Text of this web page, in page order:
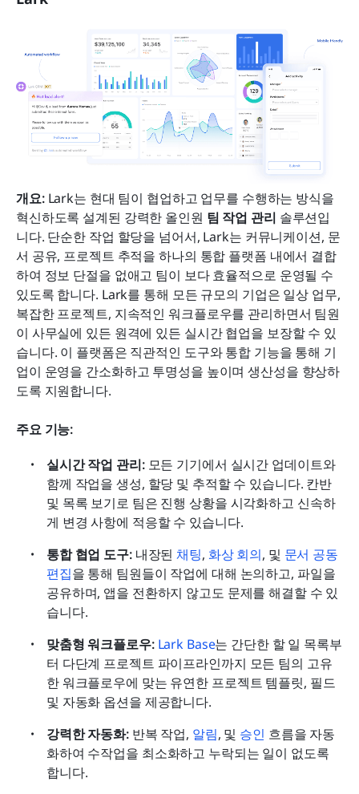
개요: Lark는 현대 팀이 협업하고 업무를 수행하는 방식을
혁신하도록 설계된 강력한 올인원 팀 작업 관리 솔루션입
니다. 단순한 작업 할당을 넘어서, Lark는 커뮤니케이션, 문
서 공유, 프로젝트 추적을 하나의 통합 플랫폼 내에서 결합
하여 정보 단절을 없애고 팀이 보다 효율적으로 운영될 수
있도록 합니다. Lark를 통해 모든 규모의 기업은 일상 업무,
복잡한 프로젝트, 지속적인 워크플로우를 관리하면서 팀원
이 사무실에 있든 원격에 있든 실시간 협업을 보장할 수 있
습니다. 이 플랫폼은 직관적인 도구와 통합 기능을 통해 기
업이 운영을 간소화하고 투명성을 높이며 생산성을 향상하
도록 지원합니다.
주요 기능:
실시간 작업 관리: 모든 기기에서 실시간 업데이트와
함께 작업을 생성, 할당 및 추적할 수 있습니다. 칸반
및 목록 보기로 팀은 진행 상황을 시각화하고 신속하
게 변경 사항에 적응할 수 있습니다.
통합 협업 도구: 내장된 채팅, 화상 회의, 및 문서 공동
편집을 통해 팀원들이 작업에 대해 논의하고, 파일을
공유하며, 앱을 전환하지 않고도 문제를 해결할 수 있
습니다.
맞춤형 워크플로우: Lark Base는 간단한 할 일 목록부
터 다단계 프로젝트 파이프라인까지 모든 팀의 고유
한 워크플로우에 맞는 유연한 프로젝트 템플릿, 필드
및 자동화 옵션을 제공합니다.
강력한 자동화: 반복 작업, 알림, 및 승인 흐름을 자동
화하여 수작업을 최소화하고 누락되는 일이 없도록
합니다.